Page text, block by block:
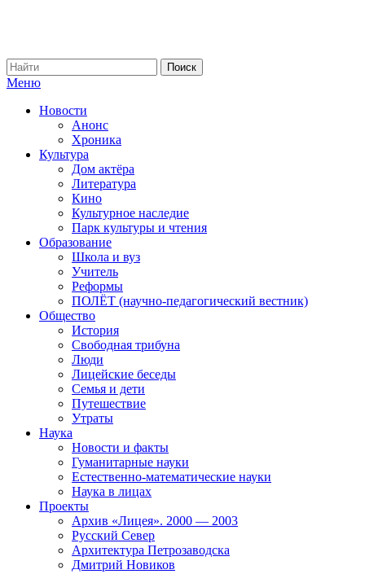
Меню
Новости
Анонс
Хроника
Культура
Дом актёра
Литература
Кино
Культурное наследие
Парк культуры и чтения
Образование
Школа и вуз
Учитель
Реформы
ПОЛЁТ (научно-педагогический вестник)
Общество
История
Свободная трибуна
Люди
Лицейские беседы
Семья и дети
Путешествие
Утраты
Наука
Новости и факты
Гуманитарные науки
Естественно-математические науки
Наука в лицах
Проекты
Архив «Лицея». 2000 — 2003
Русский Север
Архитектура Петрозаводска
Дмитрий Новиков